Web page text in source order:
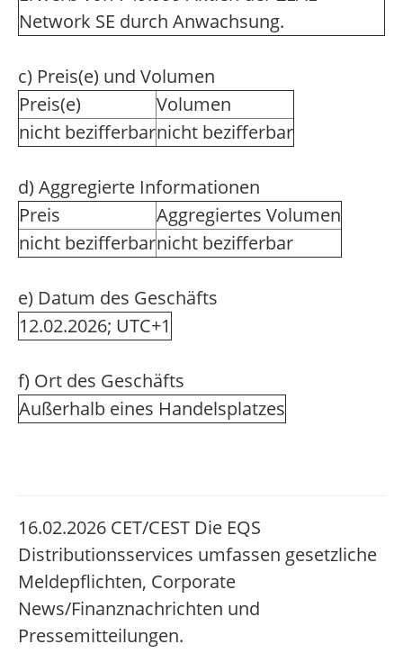
Network SE durch Anwachsung.
c) Preis(e) und Volumen
Preis(e)
Volumen
nicht bezifferbarnicht bezifferbar
d) Aggregierte Informationen
Preis
Aggregiertes Volumen
nicht bezifferbarnicht bezifferbar
e) Datum des Geschäfts
12.02.2026; UTC+1
f) Ort des Geschäfts
Außerhalb eines Handelsplatzes
16.02.2026 CET/CEST Die EQS
Distributionsservices umfassen gesetzliche
Meldepflichten, Corporate
News/Finanznachrichten und
Pressemitteilungen.